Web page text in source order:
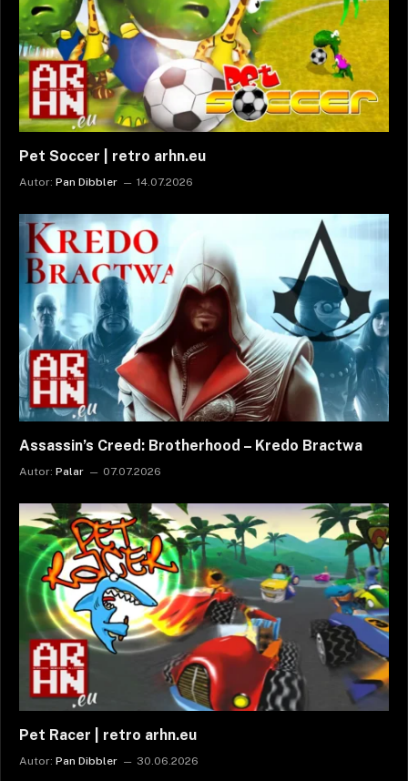
Pet Soccer | retro arhn.eu
Autor: Pan Dibbler 14.07.2026
Assassin’s Creed: Brotherhood – Kredo Bractwa
Autor: Palar 07.07.2026
Pet Racer | retro arhn.eu
Autor: Pan Dibbler 30.06.2026